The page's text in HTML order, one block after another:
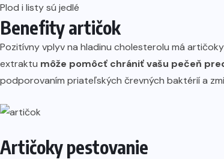
Plod i listy sú jedlé
Benefity artičok
Pozitívny vplyv na hladinu cholesterolu má
extraktu môže pomôcť chrániť vašu pečeň
podporovaním priateľských črevných baktérií a
Artičoky pestovanie